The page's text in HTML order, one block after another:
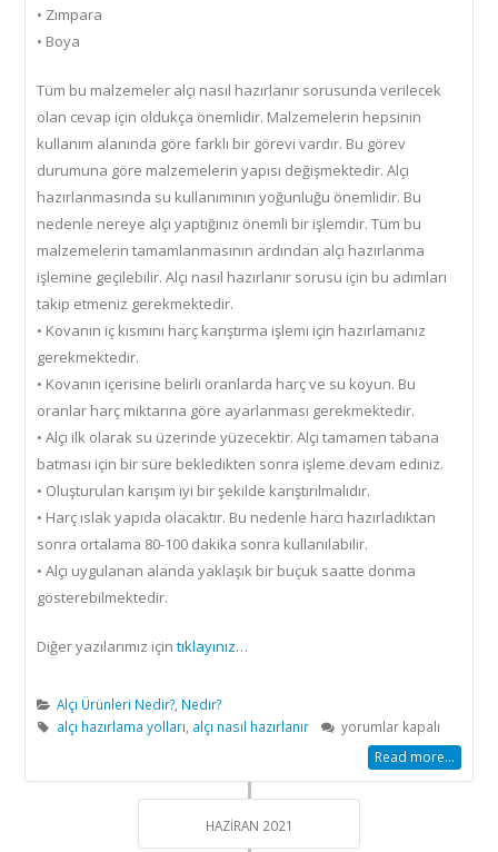
• Zımpara
• Boya
Tüm bu malzemeler alçı nasıl hazırlanır sorusunda verilecek
olan cevap için oldukça önemlidir. Malzemelerin hepsinin
kullanım alanında göre farklı bir görevi vardır. Bu görev
durumuna göre malzemelerin yapısı değişmektedir. Alçı
hazırlanmasında su kullanımının yoğunluğu önemlidir. Bu
nedenle nereye alçı yaptığınız önemli bir işlemdir. Tüm bu
malzemelerin tamamlanmasının ardından alçı hazırlanma
işlemine geçilebilir. Alçı nasıl hazırlanır sorusu için bu adımları
takip etmeniz gerekmektedir.
• Kovanın iç kısmını harç karıştırma işlemi için hazırlamanız
gerekmektedir.
• Kovanın içerisine belirli oranlarda harç ve su koyun. Bu
oranlar harç miktarına göre ayarlanması gerekmektedir.
• Alçı ilk olarak su üzerinde yüzecektir. Alçı tamamen tabana
batması için bir süre bekledikten sonra işleme devam ediniz.
• Oluşturulan karışım iyi bir şekilde karıştırılmalıdır.
• Harç ıslak yapıda olacaktır. Bu nedenle harcı hazırladıktan
sonra ortalama 80-100 dakika sonra kullanılabilir.
• Alçı uygulanan alanda yaklaşık bir buçuk saatte donma
gösterebilmektedir.
Diğer yazılarımız içintıklayınız…
Alçı Ürünleri Nedir?, Nedir?
alçı hazırlama yolları, alçı nasıl hazırlanır
Alçı
Nasıl
Hazırlanır?
yorumlar kapalı
Read more...
HAZIRAN 2021